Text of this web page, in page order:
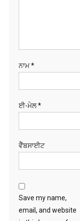
ਈ-ਮੇਲ
ਵੈੱਬਸਾਈਟ
in this browser for
the next time I
comment.